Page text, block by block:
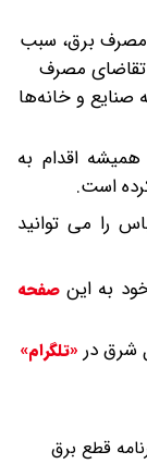
مصرف برق، سبب
تقاضای مصرف
و خانه‌ها
همیشه اقدام به
است.
را می توانید
به این صفحه
شرق در «تلگرام»
قطع برق